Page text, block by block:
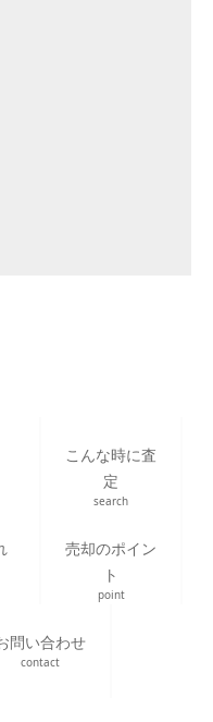
こんな時に査
定
search
売却のポイン
ト
point
問い合わせ
contact